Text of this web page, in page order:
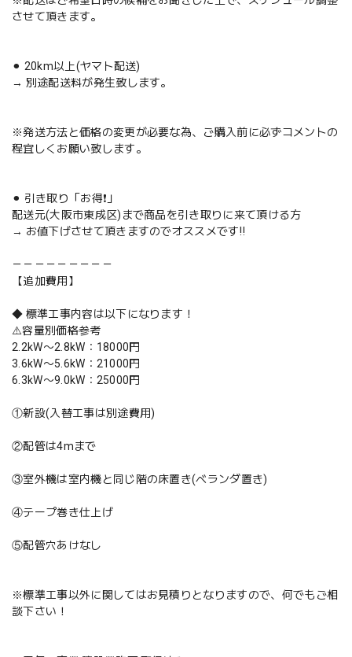
させて頂きます。
⚫︎ 20km以上(ヤマト配送)
→ 別途配送料が発生致します。
※発送方法と価格の変更が必要な為、ご購入前に必ずコメントの
程宜しくお願い致します。
⚫︎ 引き取り「お得❗️」
配送元(大阪市東成区)まで商品を引き取りに来て頂ける方
→ お値下げさせて頂きますのでオススメです‼️
－－－－－－－－－
【追加費用】
◆ 標準工事内容は以下になります！
⚠️容量別価格参考
2.2kW〜2.8kW：18000円
3.6kW〜5.6kW：21000円
6.3kW〜9.0kW：25000円
①新設(入替工事は別途費用)
②配管は4mまで
③室外機は室内機と同じ階の床置き(ベランダ置き)
④テープ巻き仕上げ
⑤配管穴あけなし
※標準工事以外に関してはお見積りとなりますので、何でもご相
談下さい！